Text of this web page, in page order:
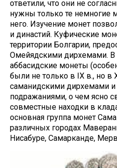
ответили, что они не
нужны только те немногие
него. Изучение монет
и династий. Куфические
территории Болгарии,
Омейядскими дирхемами.
аббасидские монеты
были не только в IX в., но в
саманидскими дирхемами и
подражаниями, о чем ясно
совместные находки в
основная группа монет
различных городах
Нисабуре, Самарканде,